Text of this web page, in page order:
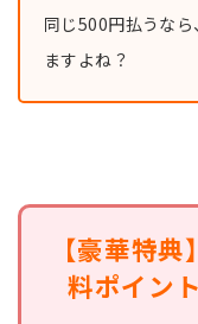
同じ500円払うな
ますよね？
【豪華特
料ポイン